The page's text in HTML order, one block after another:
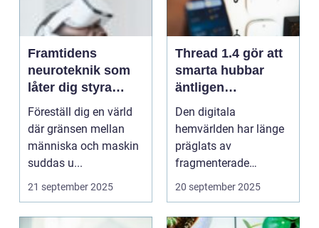
Framtidens
neuroteknik som
låter dig styra
datorn med tanken
Föreställ dig en värld
där gränsen mellan
människa och maskin
suddas u...
21 september 2025
Thread 1.4 gör att
smarta hubbar
äntligen
samarbetar
Den digitala
hemvärlden har länge
präglats av
fragmenterade
ekosystem där
smarta...
20 september 2025